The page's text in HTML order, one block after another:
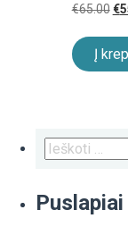
€65.00 €
Į
Ieškoti:
Puslapiai